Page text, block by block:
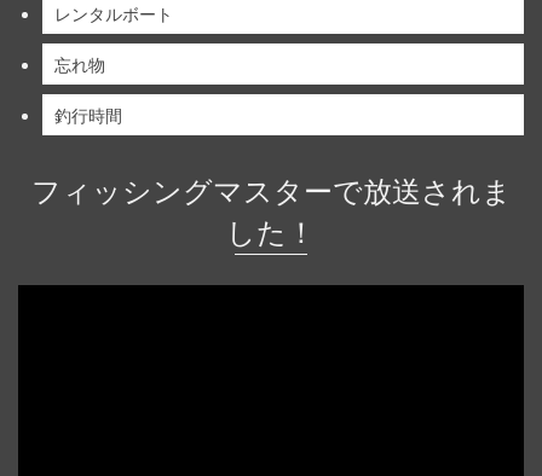
レンタルボート
忘れ物
釣行時間
フィッシングマスターで放送されま
した！